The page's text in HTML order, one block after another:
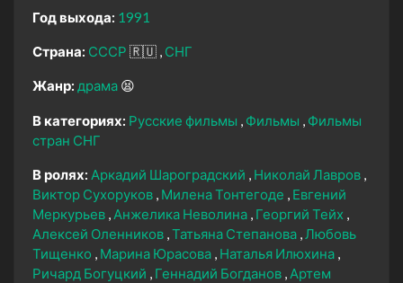
Год выхода: 1991
Страна: СССР 🇷🇺 СНГ
Жанр: драма 😫
В категориях: Русские фильмы Фильмы
Фильмы
стран СНГ
В ролях: Аркадий Шароградский
Николай Лавров
Виктор Сухоруков Милена Тонтегоде
Евгений
Меркурьев Анжелика Неволина Георгий Тейх
Алексей Оленников Татьяна Степанова Любовь
Тищенко
Марина Юрасова Наталья Илюхина
Ричард Богуцкий
Геннадий Богданов Артем